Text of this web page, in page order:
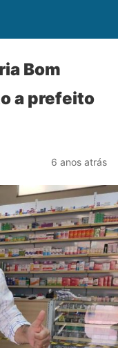
Bom
a prefeito
6 anos atrás